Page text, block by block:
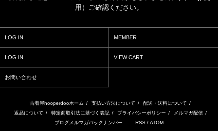
用）ご確認ください。
LOG IN MEMBER
LOG IN VIEW CART
お問い合わせ
古着屋hooperdooホーム / 支払い方法について / 配送・送料について /
返品について / 特定商取引法に基づく表記 / プライバシーポリシー / メルマガ配信 /
ブログメルマガバックナンバー
RSS / ATOM